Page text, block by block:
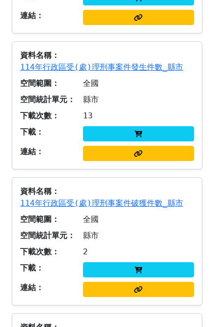
114年行政區受(處)理刑事案件發生件數_縣市
全國
縣市
13
114年行政區受(處)理刑事案件破獲件數_縣市
全國
縣市
2